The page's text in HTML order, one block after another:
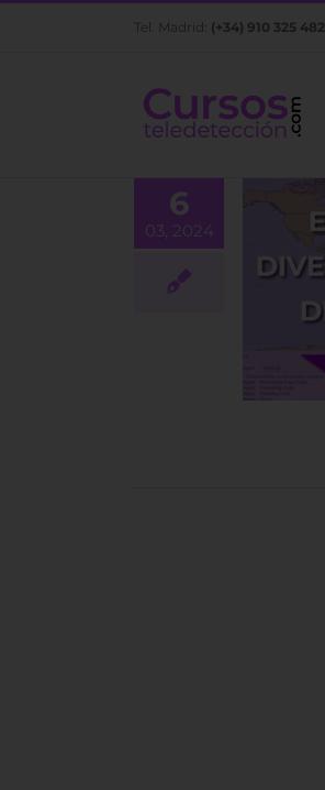
Saltar
Tel. Madrid: (+34) 910 325 482
6
03, 2024
y el estudio de